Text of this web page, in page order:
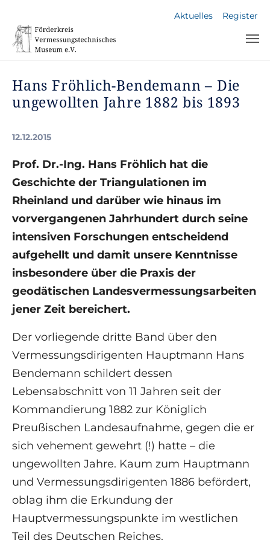
Aktuelles Register
Hans Fröhlich-Bendemann – Die
ungewollten Jahre 1882 bis 1893
12.12.2015
Prof. Dr.-Ing. Hans Fröhlich hat die
Geschichte der Triangulationen im
Rheinland und darüber wie hinaus im
vorvergangenen Jahrhundert durch seine
intensiven Forschungen entscheidend
aufgehellt und damit unsere Kenntnisse
insbesondere über die Praxis der
geodätischen Landesvermessungsarbeiten
jener Zeit bereichert.
Der vorliegende dritte Band über den
Vermessungsdirigenten Hauptmann Hans
Bendemann schildert dessen
Lebensabschnitt von 11 Jahren seit der
Kommandierung 1882 zur Königlich
Preußischen Landesaufnahme, gegen die er
sich vehement gewehrt (!) hatte – die
ungewollten Jahre. Kaum zum Hauptmann
und Vermessungsdirigenten 1886 befördert,
oblag ihm die Erkundung der
Hauptvermessungspunkte im westlichen
Teil des Deutschen Reiches.